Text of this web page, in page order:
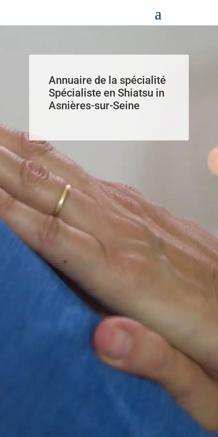
Annuaire de la spécialité
Spécialiste en Shiatsu in
Asnières-sur-Seine